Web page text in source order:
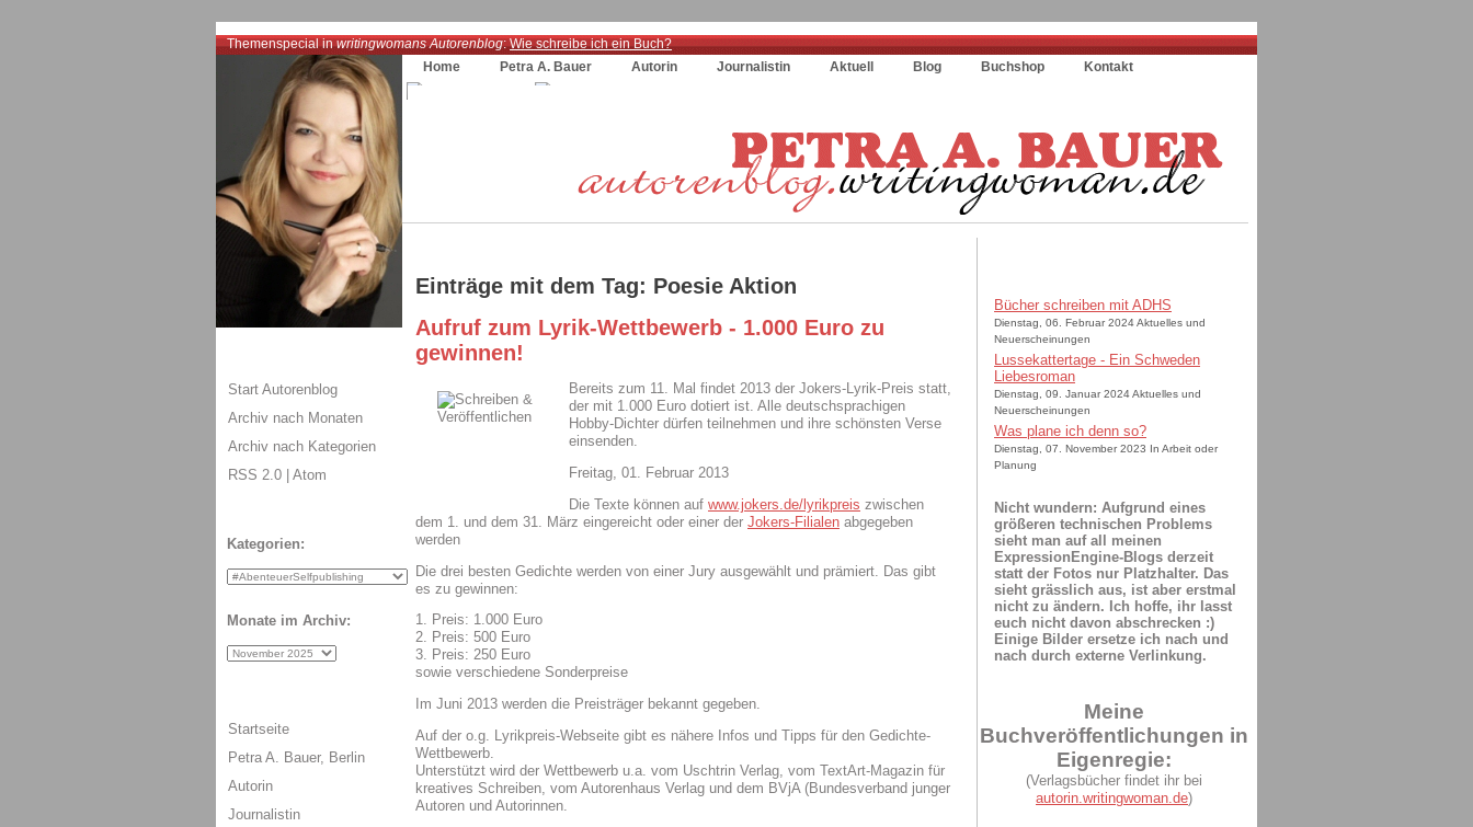
Themenspecial inwritingwomans Autorenblog:Wie schreibe ich ein Buch?
Home
Petra A. Bauer Autorin Journalistin Aktuell Blog Buchshop Kontakt
Einträge mit dem Tag: Poesie Aktion
Aufruf zum Lyrik-Wettbewerb - 1.000 Euro zu
gewinnen!
Bereits zum 11. Mal findet 2013 der Jokers-Lyrik-Preis statt,
der mit 1.000 Euro dotiert ist. Alle deutschsprachigen
Hobby-Dichter dürfen teilnehmen und ihre schönsten Verse
einsenden.
Freitag, 01. Februar 2013
Die Texte können auf www.jokers.de/lyrikpreis zwischen
dem 1. und dem 31. März eingereicht oder einer der Jokers-Filialen abgegeben
werden
Die drei besten Gedichte werden von einer Jury ausgewählt und prämiert. Das gibt
es zu gewinnen:
1. Preis: 1.000 Euro
2. Preis: 500 Euro
3. Preis: 250 Euro
sowie verschiedene Sonderpreise
Im Juni 2013 werden die Preisträger bekannt gegeben.
Auf der o.g. Lyrikpreis-Webseite gibt es nähere Infos und Tipps für den Gedichte-
Wettbewerb.
Unterstützt wird der Wettbewerb u.a. vom Uschtrin Verlag, vom TextArt-Magazin für
kreatives Schreiben, vom Autorenhaus Verlag und dem BVjA (Bundesverband junger
Autoren und Autorinnen.
Bücher schreiben mit ADHS
Dienstag, 06. Februar 2024 Aktuelles und
Neuerscheinungen
Lussekattertage - Ein Schweden
Liebesroman
Dienstag, 09. Januar 2024 Aktuelles und
Neuerscheinungen
Was plane ich denn so?
Dienstag, 07. November 2023 In Arbeit oder
Planung
Nicht wundern: Aufgrund eines
größeren technischen Problems
sieht man auf all meinen
ExpressionEngine-Blogs derzeit
statt der Fotos nur Platzhalter. Das
sieht grässlich aus, ist aber erstmal
nicht zu ändern. Ich hoffe, ihr lasst
euch nicht davon abschrecken :)
Einige Bilder ersetze ich nach und
nach durch externe Verlinkung.
Meine
Buchveröffentlichungen in
Eigenregie:
(Verlagsbücher findet ihr bei
autorin.writingwoman.de)
Start Autorenblog
Archiv nach Monaten
Archiv nach Kategorien
RSS 2.0 | Atom
Kategorien:
Monate im Archiv:
Startseite
Petra A. Bauer, Berlin
Autorin
Journalistin